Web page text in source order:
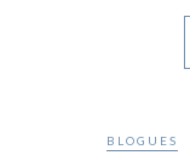
BLOGUES